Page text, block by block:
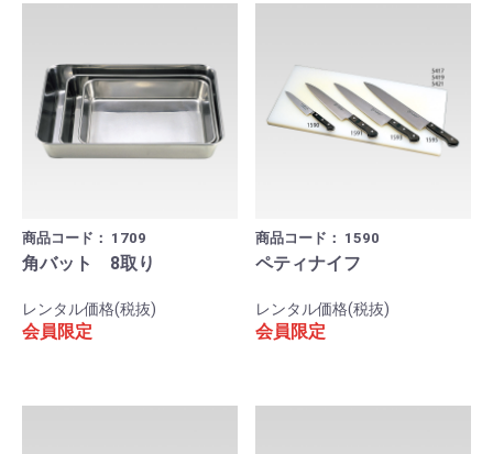
商品コード： 1709
角バット 8取り
レンタル価格(税抜)
会員限定
商品コード： 1590
ペティナイフ
レンタル価格(税抜)
会員限定